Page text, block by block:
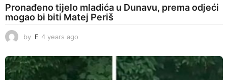
Pronađeno tijelo mladića u Dunavu, prema odjeći
mogao bi biti Matej Periš
by E 4 years ago
e
r